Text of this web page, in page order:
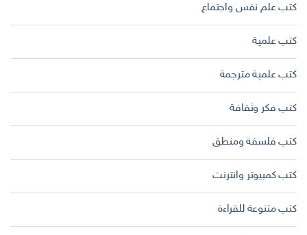
كتب علم نفس واجتماع
كتب علمية
كتب علمية مترجمة
كتب فكر وثقافة
كتب فلسفة ومنطق
كتب كمبيوتر وانترنت
كتب متنوعة للقراءة